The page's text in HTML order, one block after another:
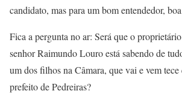
candidato, mas para um bom entendedor,
Fica a pergunta no ar: Será que o
senhor Raimundo Louro está sabendo de
um dos filhos na Câmara, que vai e vem
prefeito de Pedreiras?